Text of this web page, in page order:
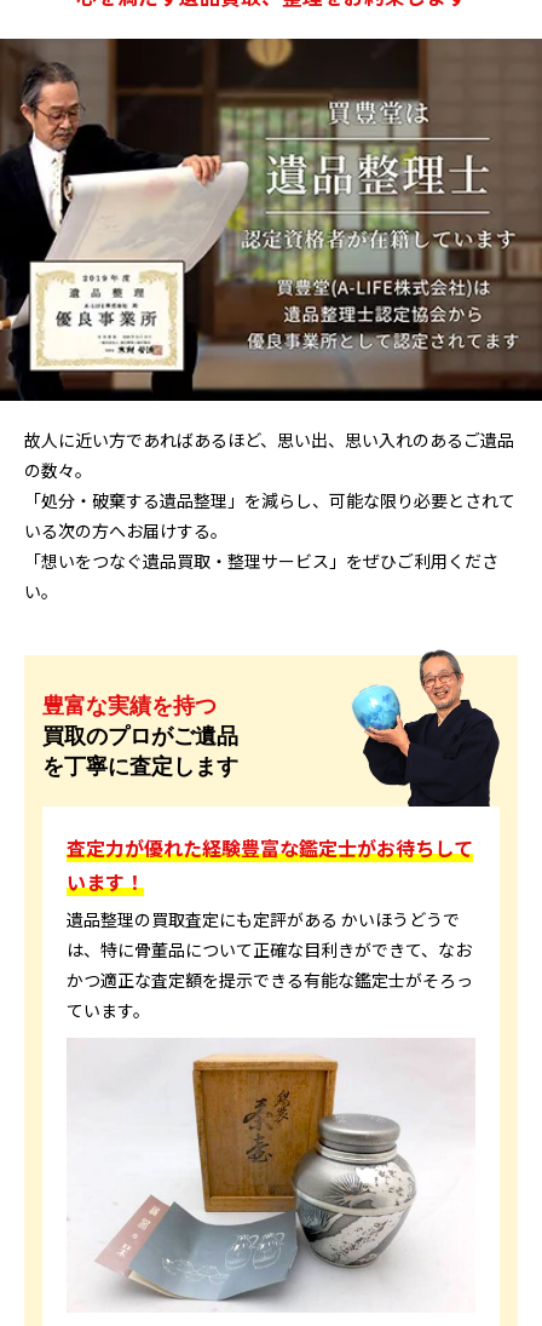
故人に近い方であればあるほど、思い出、思い入れのあるご遺品
の数々。
「処分・破棄する遺品整理」を減らし、可能な限り必要とされて
いる次の方へお届けする。
「想いをつなぐ遺品買取・整理サービス」をぜひご利用くださ
い。
豊富な実績を持つ
買取のプロがご遺品
を丁寧に査定します
査定力が優れた経験豊富な鑑定士がお待ちして
います！
遺品整理の買取査定にも定評がある かいほうどうで
は、特に骨董品について正確な目利きができて、なお
かつ適正な査定額を提示できる有能な鑑定士がそろっ
ています。